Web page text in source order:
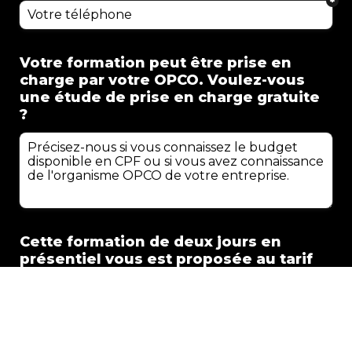
Votre formation peut être prise en
charge par votre OPCO. Voulez-vous
une étude de prise en charge gratuite
?
Cette formation de deux jours en
présentiel vous est proposée au tarif